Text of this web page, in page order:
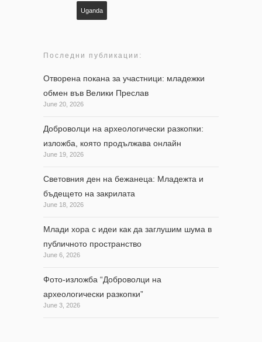
Uganda
Последни публикации:
Отворена покана за участници: младежки
обмен във Велики Преслав
June 20, 2026
Доброволци на археологически разкопки:
изложба, която продължава онлайн
June 19, 2026
Световния ден на бежанеца: Младежта и
бъдещето на закрилата
June 18, 2026
Млади хора с идеи как да заглушим шума в
публичното пространство
June 6, 2026
Фото-изложба “Доброволци на
археологически разкопки”
June 3, 2026